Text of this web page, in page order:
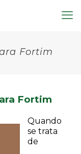
Fortim
Fortim
Quando
se trata
de